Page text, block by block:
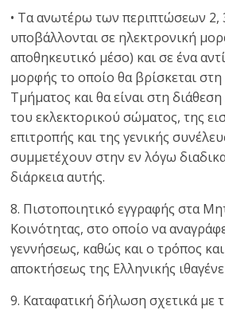
• Τα ανωτέρω των περιπτώσεων 2,
υποβάλλονται σε ηλεκτρονική
αποθηκευτικό μέσο) και σε ένα
μορφής το οποίο θα βρίσκεται
Τμήματος και θα είναι στη
του εκλεκτορικού σώματος, της
επιτροπής και της γενικής
συμμετέχουν στην εν λόγω
διάρκεια αυτής.
8. Πιστοποιητικό εγγραφής στα
Κοινότητας, στο οποίο να
γεννήσεως, καθώς και ο τρόπος
αποκτήσεως της Ελληνικής
9. Καταφατική δήλωση σχετικά με